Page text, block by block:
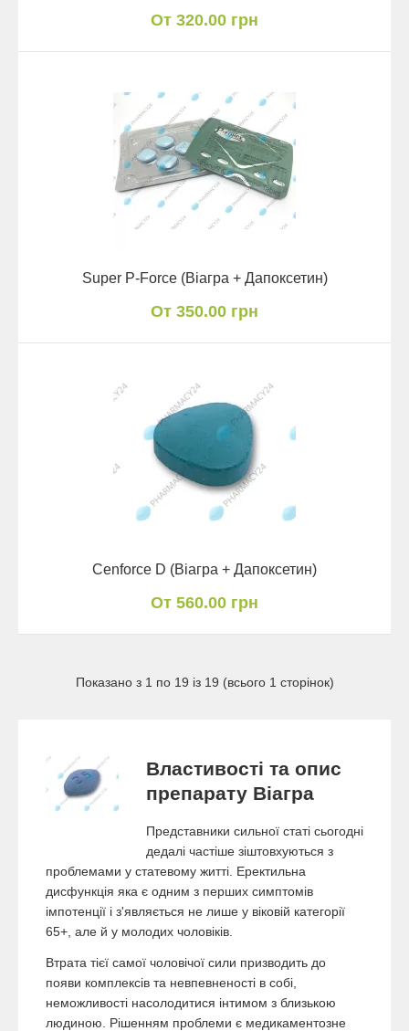
От 320.00 грн
Super P-Force (Віагра + Дапоксетин)
От 350.00 грн
Cenforce D (Віагра + Дапоксетин)
От 560.00 грн
Показано з 1 по 19 із 19 (всього 1 сторінок)
Властивості та опис
препарату Віагра
Представники сильної статі сьогодні
дедалі частіше зіштовхуються з
проблемами у статевому житті. Еректильна
дисфункція яка є одним з перших симптомів
імпотенції і з'являється не лише у віковій категорії
65+, але й у молодих чоловіків.
Втрата тієї самої чоловічої сили призводить до
появи комплексів та невпевненості в собі,
неможливості насолодитися інтимом з близькою
людиною. Рішенням проблеми є медикаментозне